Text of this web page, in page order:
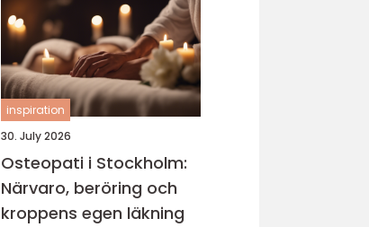
inspiration
30. July 2026
Osteopati i Stockholm:
Närvaro, beröring och
kroppens egen läkning